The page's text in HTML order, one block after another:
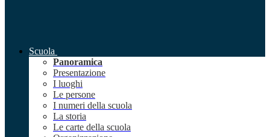
Scuola
Panoramica
Presentazione
I luoghi
Le persone
I numeri della scuola
La storia
Le carte della scuola